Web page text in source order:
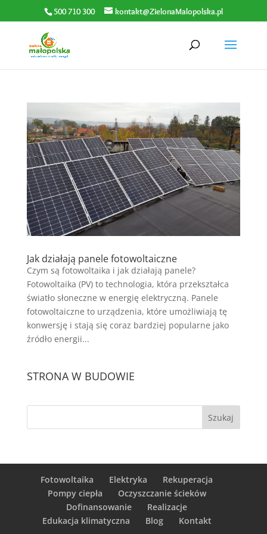
500 710 300 kontakt@ZielonaMalopolska.pl
Jak działają panele fotowoltaiczne
Czym są fotowoltaika i jak działają panele?
Fotowoltaika (PV) to technologia, która przekształca
światło słoneczne w energię elektryczną. Panele
fotowoltaiczne to urządzenia, które umożliwiają tę
konwersję i stają się coraz bardziej popularne jako
źródło energii...
STRONA W BUDOWIE
Fotowoltaika Elektryka
Rekuperacja
Pompy ciepła
Oczyszczanie ścieków
Dofinansowanie
Realizacje
Edukacja klimatyczna
Blog Kontakt